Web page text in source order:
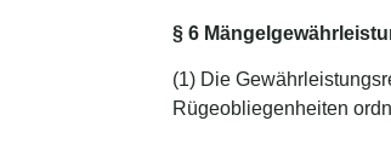
§ 6
(1) Die
Rügeobliegenheiten